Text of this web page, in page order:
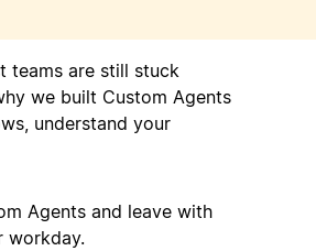
teams are still stuck
we built Custom Agents
understand your
Agents and leave with
your first agent ready to help you tackle your workday.